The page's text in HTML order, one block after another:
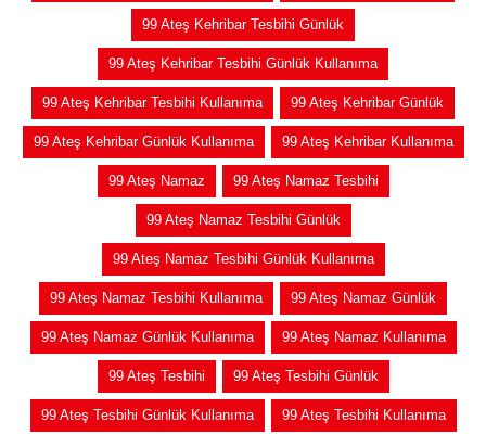
99 Ateş Kehribar Tesbihi Günlük
99 Ateş Kehribar Tesbihi Günlük Kullanıma
99 Ateş Kehribar Tesbihi Kullanıma 99 Ateş Kehribar Günlük
99 Ateş Kehribar Günlük Kullanıma 99 Ateş Kehribar Kullanıma
99 Ateş Namaz 99 Ateş Namaz Tesbihi
99 Ateş Namaz Tesbihi Günlük
99 Ateş Namaz Tesbihi Günlük Kullanıma
99 Ateş Namaz Tesbihi Kullanıma 99 Ateş Namaz Günlük
99 Ateş Namaz Günlük Kullanıma 99 Ateş Namaz Kullanıma
99 Ateş Tesbihi 99 Ateş Tesbihi Günlük
99 Ateş Tesbihi Günlük Kullanıma 99 Ateş Tesbihi Kullanıma